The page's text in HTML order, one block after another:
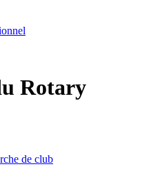
Rotary
de club